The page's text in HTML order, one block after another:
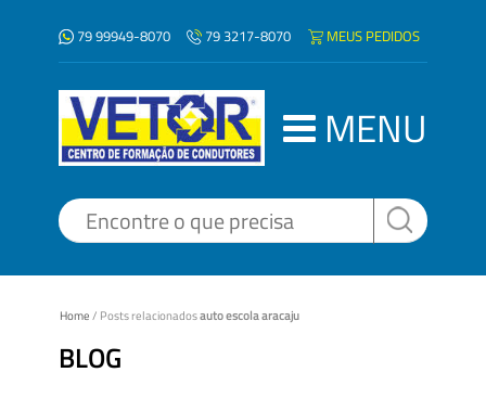
79 99949-8070 79 3217-8070 MEUS PEDIDOS
MENU
Home/ Posts relacionadosauto escola aracaju
BLOG